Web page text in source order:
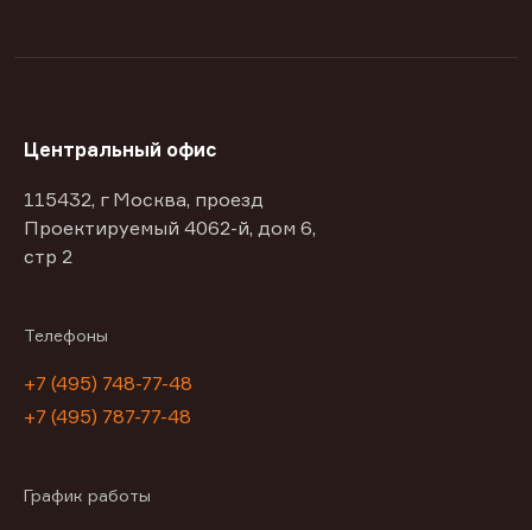
Центральный офис
115432, г Москва, проезд
Проектируемый 4062-й, дом 6,
стр 2
Телефоны
+7 (495) 748-77-48
+7 (495) 787-77-48
График работы